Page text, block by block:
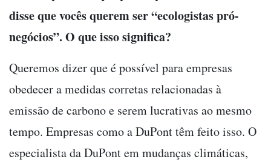
disse que vocês querem ser “ecologistas pró-
negócios”. O que isso significa?
Queremos dizer que é possível para empresas
obedecer a medidas corretas relacionadas à
emissão de carbono e serem lucrativas ao mesmo
tempo. Empresas como a DuPont têm feito isso. O
especialista da DuPont em mudanças climáticas,